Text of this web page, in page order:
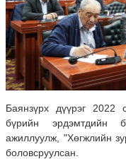
Баянзүрх дүүрэг 2022
бүрийн эрдэмтдийн
ажиллуулж, "Хөгжлийн
боловсруулсан.